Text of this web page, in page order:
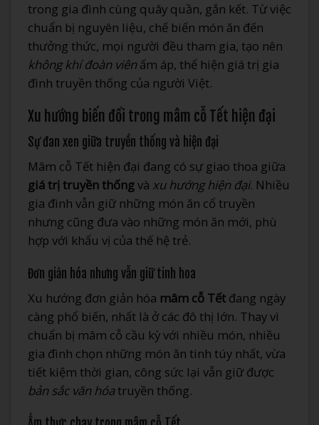
trong gia đình cùng quây quần, gắn kết. Từ việc
chuẩn bị nguyên liệu, chế biến món ăn đến
thưởng thức, mọi người đều tham gia, tạo nên
không khí đoàn viênấm áp, thể hiện giá trị gia
đình truyền thống của người Việt.
Xu hướng biến đổi trong mâm cỗ Tết hiện đại
Sự đan xen giữa truyền thống và hiện đại
Mâm cỗ Tết hiện đại đang có sự giao thoa giữa
giá trị truyền thốngvà xu hướng hiện đại. Nhiều
gia đình vẫn giữ những món ăn cổ truyền
nhưng cũng đưa vào những món ăn mới, phù
hợp với khẩu vị của thế hệ trẻ.
Đơn giản hóa nhưng vẫn giữ tinh hoa
Xu hướng đơn giản hóa mâm cỗ Tết đang ngày
càng phổ biến, nhất là ở các đô thị lớn. Thay vì
chuẩn bị mâm cỗ cầu kỳ với nhiều món, nhiều
gia đình chọn những món ăn tinh túy nhất, vừa
tiết kiệm thời gian, công sức lại vẫn giữ được
bản sắc văn hóatruyền thống.